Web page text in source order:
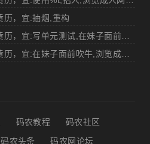
历，宜:抽烟,重构
码农教程
码农社区
码农头条 码农网论坛